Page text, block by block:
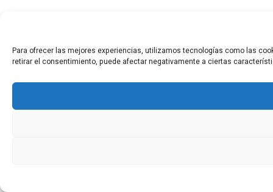
Para ofrecer las mejores experiencias, utilizamos tecnologías como las
retirar el consentimiento, puede afectar negativamente a ciertas